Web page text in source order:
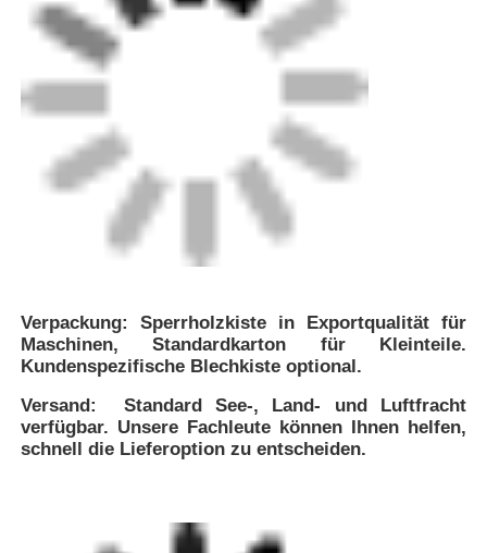
Verpackung: Sperrholzkiste in Exportqualität für
Maschinen, Standardkarton für Kleinteile.
Kundenspezifische Blechkiste optional.
Versand: Standard See-, Land- und Luftfracht
verfügbar. Unsere Fachleute können Ihnen helfen,
schnell die Lieferoption zu entscheiden.